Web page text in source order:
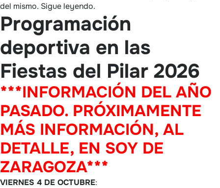
del mismo. Sigue leyendo.
Programación
deportiva en las
Fiestas del Pilar 2026
***INFORMACIÓN DEL AÑO
PASADO. PRÓXIMAMENTE
MÁS INFORMACIÓN, AL
DETALLE, EN SOY DE
ZARAGOZA***
VIERNES 4 DE OCTUBRE: